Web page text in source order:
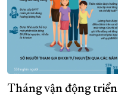
Tháng vận động triển